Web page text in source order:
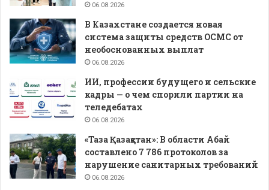
06.08.2026
В Казахстане создается новая
система защиты средств ОСМС от
необоснованных выплат
06.08.2026
ИИ, профессии будущего и сельские
кадры — о чем спорили партии на
теледебатах
06.08.2026
«Таза Қазақстан»: В области Абай
составлено 7 786 протоколов за
нарушение санитарных требований
06.08.2026